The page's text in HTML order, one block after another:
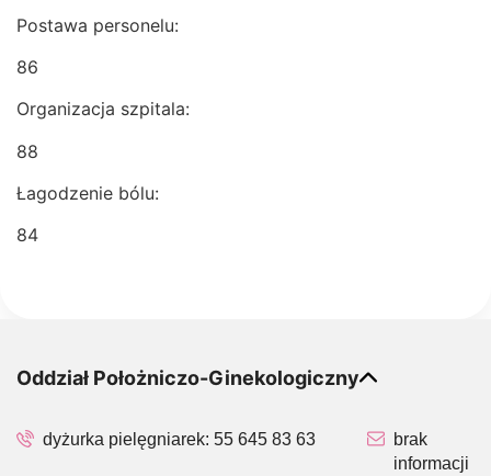
Postawa personelu:
86
Organizacja szpitala:
88
Łagodzenie bólu:
84
Oddział Położniczo-Ginekologiczny
dyżurka pielęgniarek: 55 645 83 63
brak
informacji